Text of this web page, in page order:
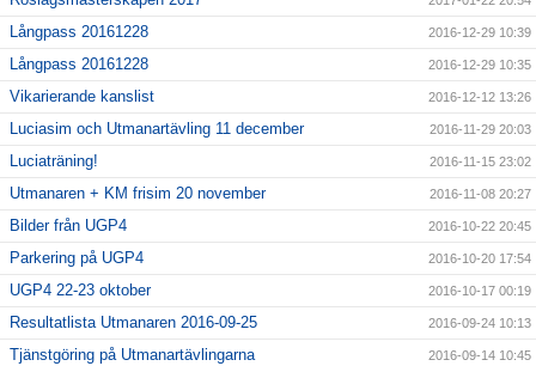
Långpass 20161228 2016-12-29 10:39
Långpass 20161228 2016-12-29 10:35
Vikarierande kanslist 2016-12-12 13:26
Luciasim och Utmanartävling 11 december 2016-11-29 20:03
Luciaträning! 2016-11-15 23:02
Utmanaren + KM frisim 20 november 2016-11-08 20:27
Bilder från UGP4 2016-10-22 20:45
Parkering på UGP4 2016-10-20 17:54
UGP4 22-23 oktober 2016-10-17 00:19
Resultatlista Utmanaren 2016-09-25 2016-09-24 10:13
Tjänstgöring på Utmanartävlingarna 2016-09-14 10:45